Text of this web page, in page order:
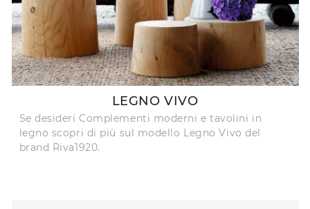
LEGNO VIVO
Se desideri Complementi moderni e tavolini in
legno scopri di più sul modello Legno Vivo del
brand Riva1920.